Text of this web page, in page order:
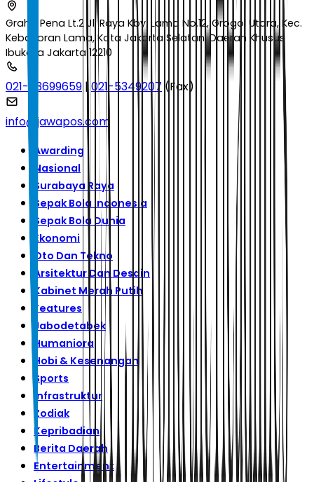
Graha Pena Lt.2 Jl. Raya Kby. Lama No.12, Grogol Utara, Kec.
Kebayoran Lama, Kota Jakarta Selatan, Daerah Khusus
Ibukota Jakarta 12210
021-53699659 |021-5349207 (Fax)
info@jawapos.com
Awarding
Nasional
Surabaya Raya
Sepak Bola Indonesia
Sepak Bola Dunia
Ekonomi
Oto Dan Tekno
Arsitektur Dan Desain
Kabinet Merah Putih
Features
Jabodetabek
Humaniora
Hobi & Kesenangan
Sports
Infrastruktur
Zodiak
Kepribadian
Berita Daerah
Entertainment